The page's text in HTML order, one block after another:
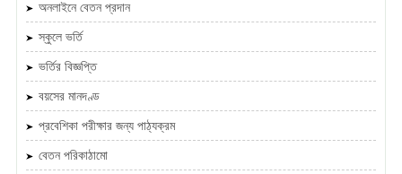
অনলাইনে বেতন প্রদান
স্কুলে ভর্তি
ভর্তির বিজ্ঞপ্তি
বয়সের মানদণ্ড
প্রবেশিকা পরীক্ষার জন্য পাঠ্যক্রম
বেতন পরিকাঠামো